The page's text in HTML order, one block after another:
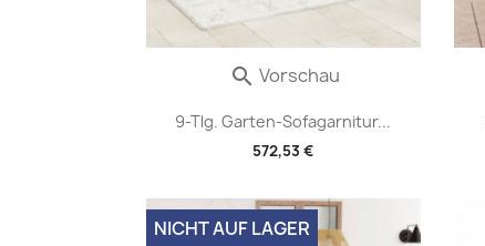
9-Tlg. Garten-Sofagarnitur...
572,53 €
 Vorschau
NICHT AUF LAGER